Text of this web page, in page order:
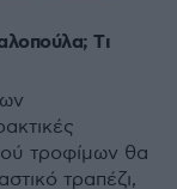
Tι
τροφίμων θα
τραπέζι,